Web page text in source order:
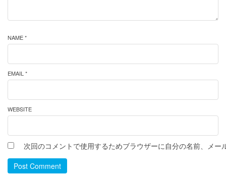
NAME *
EMAIL *
WEBSITE
次回のコメントで使用するためブラウザーに自分の名前、メー
Post Comment